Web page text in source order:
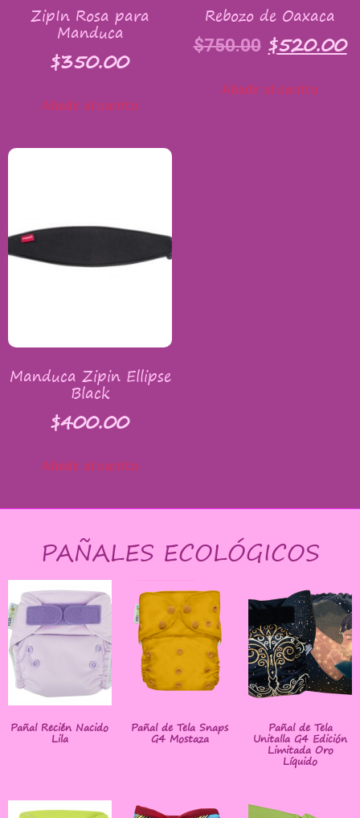
ZipIn Rosa para
Manduca
$350.00
Añadir al carrito
Rebozo de Oaxaca
$750.00 $520.00
Añadir al carrito
Manduca Zipin Ellipse
Black
$400.00
Añadir al carrito
PAÑALES ECOLÓGICOS
Pañal Recién Nacido
Lila
Pañal de Tela Snaps
G4 Mostaza
Pañal de Tela
Unitalla G4 Edición
Limitada Oro
Líquido